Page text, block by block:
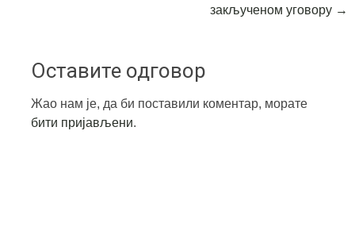
закљученом уговору →
Оставите одговор
Жао нам је, да би поставили коментар, морате
бити пријављени.